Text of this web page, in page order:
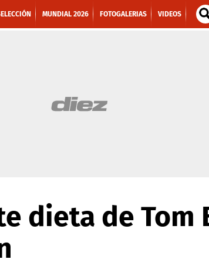
MUNDIAL 2026 FOTOGALERIAS VIDEOS
dieta de Tom